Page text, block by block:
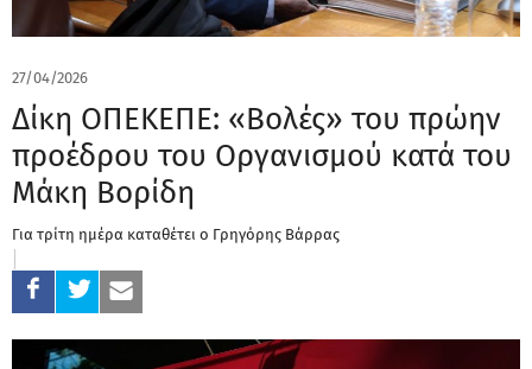
27/04/2026
Δίκη ΟΠΕΚΕΠΕ: «Βολές» του πρώην
προέδρου του Οργανισμού κατά του
Μάκη Βορίδη
Για τρίτη ημέρα καταθέτει ο Γρηγόρης Βάρρας